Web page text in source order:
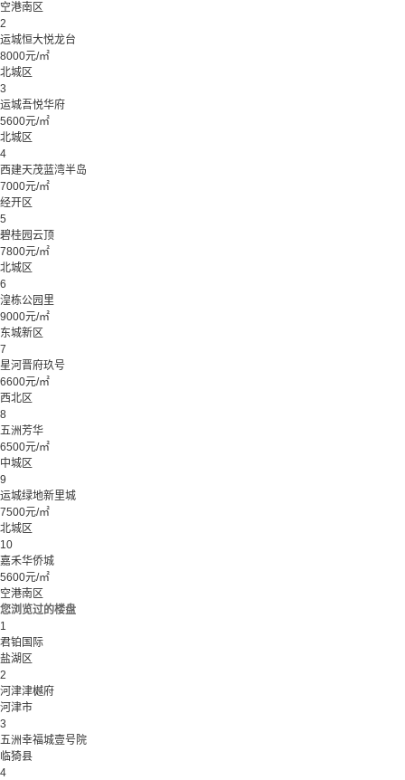
空港南区
2
运城恒大悦龙台
8000元/㎡
北城区
3
运城吾悦华府
5600元/㎡
北城区
4
西建天茂蓝湾半岛
7000元/㎡
经开区
5
碧桂园云顶
7800元/㎡
北城区
6
湟栋公园里
9000元/㎡
东城新区
7
星河晋府玖号
6600元/㎡
西北区
8
五洲芳华
6500元/㎡
中城区
9
运城绿地新里城
7500元/㎡
北城区
10
嘉禾华侨城
5600元/㎡
空港南区
您浏览过的楼盘
1
君铂国际
盐湖区
2
河津津樾府
河津市
3
五洲幸福城壹号院
临猗县
4